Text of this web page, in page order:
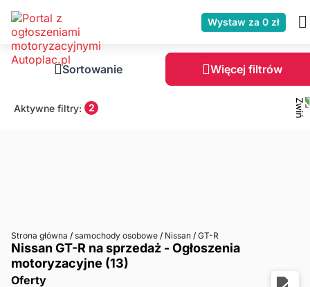
Wystaw za 0 zł
Sortowanie Więcej filtrów
Aktywne filtry: 2
Strona główna / samochody osobowe / Nissan / GT-R
Nissan GT-R na sprzedaż - Ogłoszenia
motoryzacyjne (13)
Oferty